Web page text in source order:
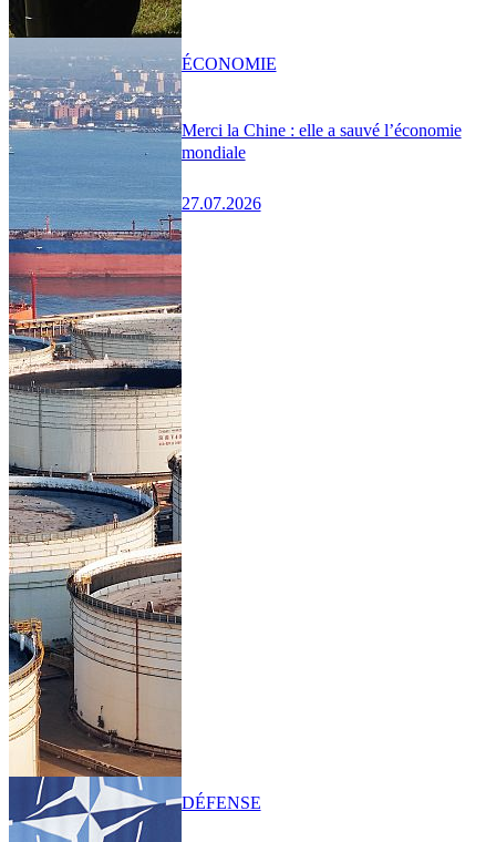
Merci la Chine : elle a sauvé l’économie
mondiale
27.07.2026
ÉCONOMIE
DÉFENSE